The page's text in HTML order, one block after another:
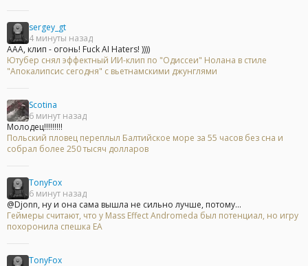
sergey_gt
4 минуты назад
ААА, клип - огонь! Fuck AI Haters! ))))
Ютубер снял эффектный ИИ-клип по "Одиссеи" Нолана в стиле
"Апокалипсис сегодня" с вьетнамскими джунглями
Scotina
6 минут назад
Молодец!!!!!!!!!
Польский пловец переплыл Балтийское море за 55 часов без сна и
собрал более 250 тысяч долларов
TonyFox
6 минут назад
@Djonn, ну и она сама вышла не сильно лучше, потому...
Геймеры считают, что у Mass Effect Andromeda был потенциал, но игру
похоронила спешка EA
TonyFox